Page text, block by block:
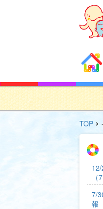
TOP ›
7/
報